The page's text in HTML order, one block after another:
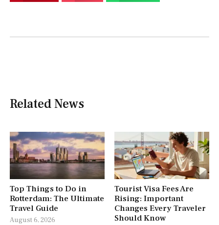
Related News
Top Things to Do in
Rotterdam: The Ultimate
Travel Guide
August 6, 2026
Tourist Visa Fees Are
Rising: Important
Changes Every Traveler
Should Know